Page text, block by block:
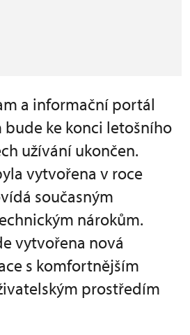
a informační portál
bude ke konci letošního
užívání ukončen.
vytvořena v roce
současným
nárokům.
vytvořena nová
s komfortnějším
prostředím